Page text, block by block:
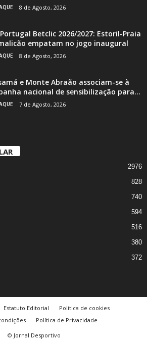
8 de Agosto, 2026
Betclic 2026/2027: Estoril-Praia
empatam no jogo inaugural
8 de Agosto, 2026
e Monte Abraão associam-se à
nacional de sensibilização para...
7 de Agosto, 2026
2976
828
740
594
516
380
372
Estatuto Editorial
Política de cookies
Política de Privacidade
© Jornal Desportivo